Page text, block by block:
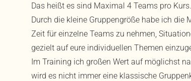
Das heißt es sind Maximal 4 Teams pro Kurs.
Durch die kleine Gruppengröße habe ich die
Zeit für einzelne Teams zu nehmen,
gezielt auf eure individuellen Themen
Im Training ich großen Wert auf möglichst
wird es nicht immer eine klassische